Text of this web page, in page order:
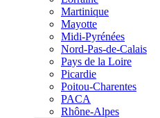
Martinique
Mayotte
Midi-Pyrénées
Nord-Pas-de-Calais
Pays de la Loire
Picardie
Poitou-Charentes
PACA
Rhône-Alpes